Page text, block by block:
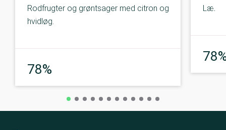
Rodfrugter og grøntsager med citron og
hvidløg.
78%